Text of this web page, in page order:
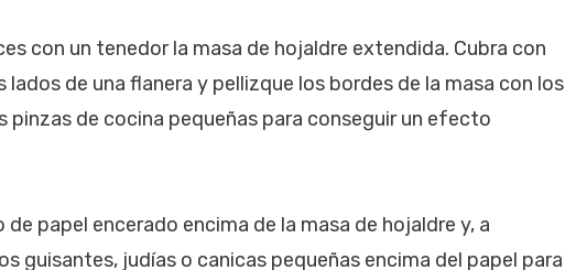
con un tenedor la masa de hojaldre extendida. Cubra con
lados de una flanera y pellizque los bordes de la masa con los
pinzas de cocina pequeñas para conseguir un efecto
papel encerado encima de la masa de hojaldre y, a
guisantes, judías o canicas pequeñas encima del papel para